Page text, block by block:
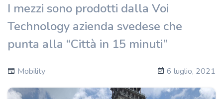
I mezzi sono prodotti dalla Voi
Technology azienda svedese che
punta alla “Città in 15 minuti”
Mobility 6 luglio, 2021